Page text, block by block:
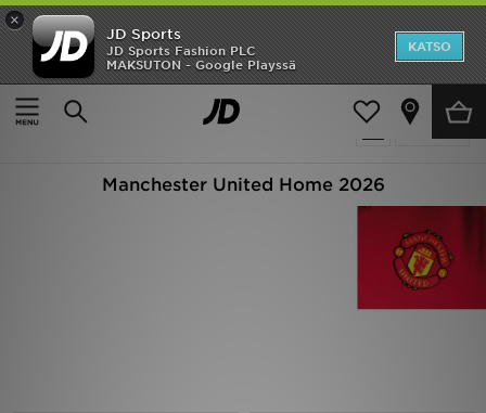
×
JD Sports
JD Sports Fashion PLC
MAKSUTON - Google Playssä
KATSO
Etusivu
manchester-united-home-2026
Suodata
3 tuotetta
Manchester United Home 2026
Etusivu
Ale